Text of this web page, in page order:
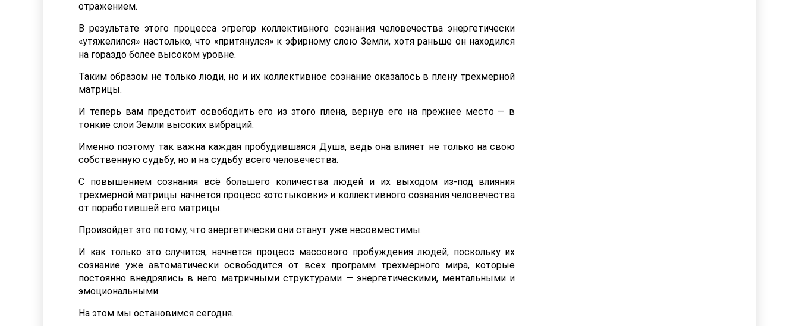
отражением.
В результате этого процесса эгрегор коллективного сознания человечества энергетически
«утяжелился» настолько, что «притянулся» к эфирному слою Земли, хотя раньше он находился
на гораздо более высоком уровне.
Таким образом не только люди, но и их коллективное сознание оказалось в плену трехмерной
матрицы.
И теперь вам предстоит освободить его из этого плена, вернув его на прежнее место — в
тонкие слои Земли высоких вибраций.
Именно поэтому так важна каждая пробудившаяся Душа, ведь она влияет не только на свою
собственную судьбу, но и на судьбу всего человечества.
С повышением сознания всё большего количества людей и их выходом из-под влияния
трехмерной матрицы начнется процесс «отстыковки» и коллективного сознания человечества
от поработившей его матрицы.
Произойдет это потому, что энергетически они станут уже несовместимы.
И как только это случится, начнется процесс массового пробуждения людей, поскольку их
сознание уже автоматически освободится от всех программ трехмерного мира, которые
постоянно внедрялись в него матричными структурами — энергетическими, ментальными и
эмоциональными.
На этом мы остановимся сегодня.